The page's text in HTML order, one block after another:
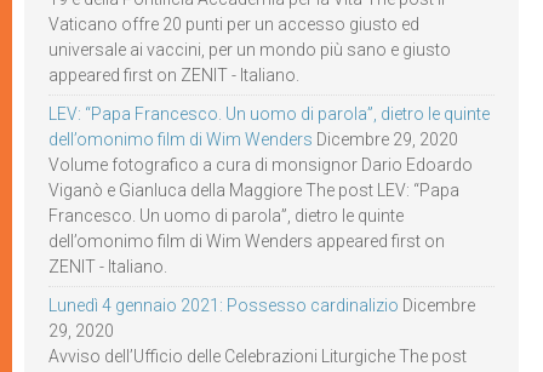
Vaticano offre 20 punti per un accesso giusto ed
universale ai vaccini, per un mondo più sano e giusto
appeared first on ZENIT - Italiano.
LEV: “Papa Francesco. Un uomo di parola”, dietro le quinte
dell’omonimo film di Wim Wenders Dicembre 29, 2020
Volume fotografico a cura di monsignor Dario Edoardo
Viganò e Gianluca della Maggiore The post LEV: “Papa
Francesco. Un uomo di parola”, dietro le quinte
dell’omonimo film di Wim Wenders appeared first on
ZENIT - Italiano.
Lunedì 4 gennaio 2021: Possesso cardinalizio Dicembre
29, 2020
Avviso dell’Ufficio delle Celebrazioni Liturgiche The post